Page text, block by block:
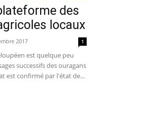
des
locaux
2017 1
est quelque peu
successifs des ouragans
est confirmé par l'état de...